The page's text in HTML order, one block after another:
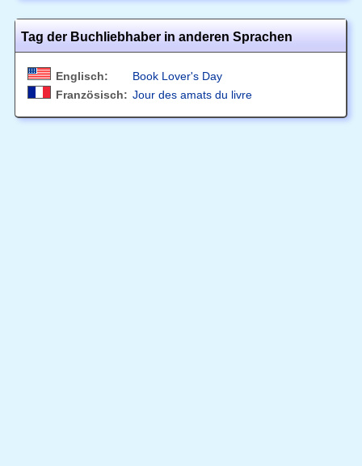
Tag der Buchliebhaber in anderen Sprachen
Englisch:
Book Lover's Day
Französisch: Jour des amats du livre